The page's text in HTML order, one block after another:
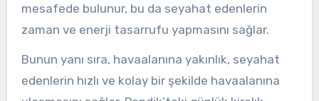
mesafede bulunur, bu da seyahat edenlerin
zaman ve enerji tasarrufu yapmasını sağlar.
Bunun yanı sıra, havaalanına yakınlık, seyahat
edenlerin hızlı ve kolay bir şekilde havaalanına